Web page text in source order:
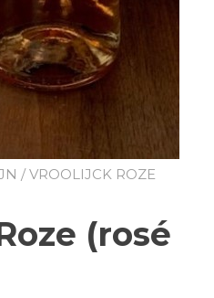
/ VROOLIJCK ROZE
(rosé